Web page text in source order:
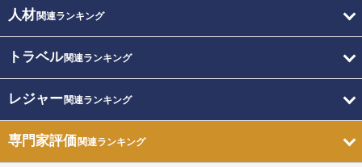
人材関連ランキング
トラベル関連ランキング
レジャー関連ランキング
専門家評価関連ランキング